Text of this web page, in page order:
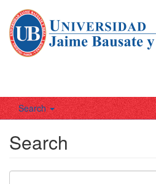
Search
Search